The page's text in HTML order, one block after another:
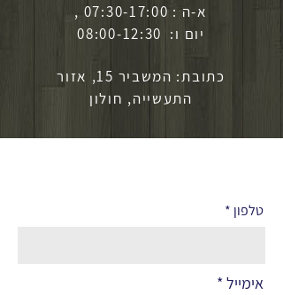
א-ה : 07:30-17:00 ,
יום ו: 08:00-12:30
כתובת: המשביר 15, אזור
התעשייה, חולון
טלפון
אימייל